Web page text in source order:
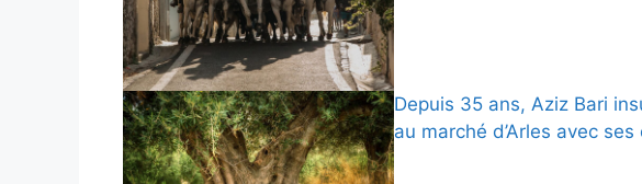
Depuis 35 ans, Aziz Bari
au marché d’Arles avec ses